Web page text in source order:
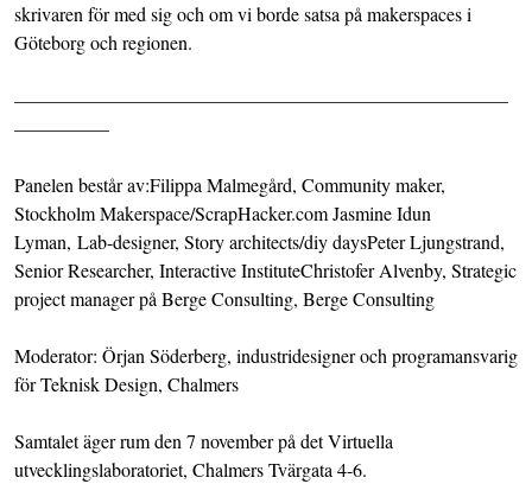
skrivaren för med sig och om vi borde satsa på makerspaces i
Göteborg och regionen.
——————————————————————————
—————
Panelen består av:Filippa Malmegård, Community maker,
Stockholm Makerspace/ScrapHacker.comJasmine Idun
Lyman, Lab-designer, Story architects/diy daysPeter Ljungstrand,
Senior Researcher, Interactive InstituteChristofer Alvenby, Strategic
project manager på Berge Consulting, Berge Consulting
Moderator: Örjan Söderberg, industridesigner och programansvarig
förTeknisk Design, Chalmers
Samtalet äger rum den 7 november på det Virtuella
utvecklingslaboratoriet, Chalmers Tvärgata 4-6.